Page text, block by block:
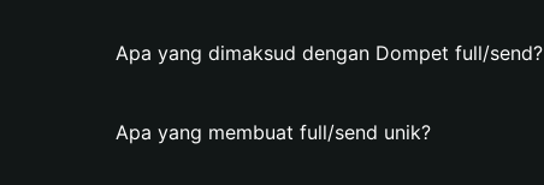
Apa yang dimaksud dengan Dompet full/send?
Apa yang membuat full/send unik?